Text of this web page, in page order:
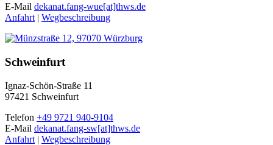
E-Mail dekanat.fang-wue[at]thws.de
Anfahrt | Wegbeschreibung
Schweinfurt
Ignaz-Schön-Straße 11
97421 Schweinfurt
Telefon +49 9721 940-9104
E-Mail dekanat.fang-sw[at]thws.de
Anfahrt | Wegbeschreibung